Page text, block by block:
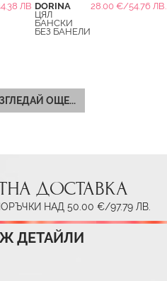
ЛВ. DORINA
28.00 €/54.76 ЛВ.
ЦЯЛ
БАНСКИ
БЕЗ БАНЕЛИ
ОЩЕ...
ДОСТАВКА
НАД 50.00 €/97.79 ЛВ.
ДЕТАЙЛИ